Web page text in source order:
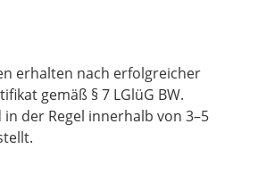
erhalten nach erfolgreicher
gemäß § 7 LGlüG BW.
der Regel innerhalb von 3–5